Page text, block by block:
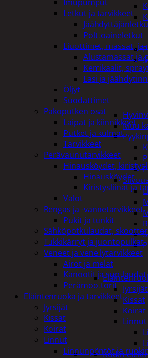
Muu
Siivous
Jyrsijät
Kissat
Koirat
Linnut
Kodin
Imupumput
Letkut ja tarvikkeet
Polttoaineletkut
Liuottimet, massat, ja
Alustamassat ja
Kemikaalit,
Lasi ja
Öljyt
Suodattimet
Pakoputken osat
Laipat ja kiinnikkeet
Putket ja kulmat
Tarvikkeet
Perävaunutarvikkeet
Hinausköydet,
Hinausköydet
Kiristysliinat ja
Valot
Rengas ja -vannetarvikkeet
Pukit ja tunkit
Sähköpotkulaudat,
Tukkikärryt ja juontopulkat
Veneet ja veneilytarvikkeet
Airot ja melat
Kanootit ja sup-laudat
Perämoottorit
Eläintenruoka ja tarvikkeet
Jyrsijät
Kissat
Koirat
Linnut
Linnunpöntöt ja